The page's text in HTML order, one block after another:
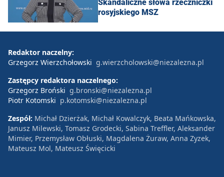
Skandaliczne słowa rzeczniczki
rosyjskiego MSZ
Redaktor naczelny:
Grzegorz Wierzchołowski g.wierzcholowski@niezalezna.pl
Zastępcy redaktora naczelnego:
Grzegorz Broński g.bronski@niezalezna.pl
Piotr Kotomski p.kotomski@niezalezna.pl
Zespół: Michał Dzierżak, Michał Kowalczyk, Beata Mańkowska,
Janusz Milewski, Tomasz Grodecki, Sabina Treffler, Aleksander
Mimier, Przemysław Obłuski, Magdalena Żuraw, Anna Zyzek,
Mateusz Mol, Mateusz Święcicki